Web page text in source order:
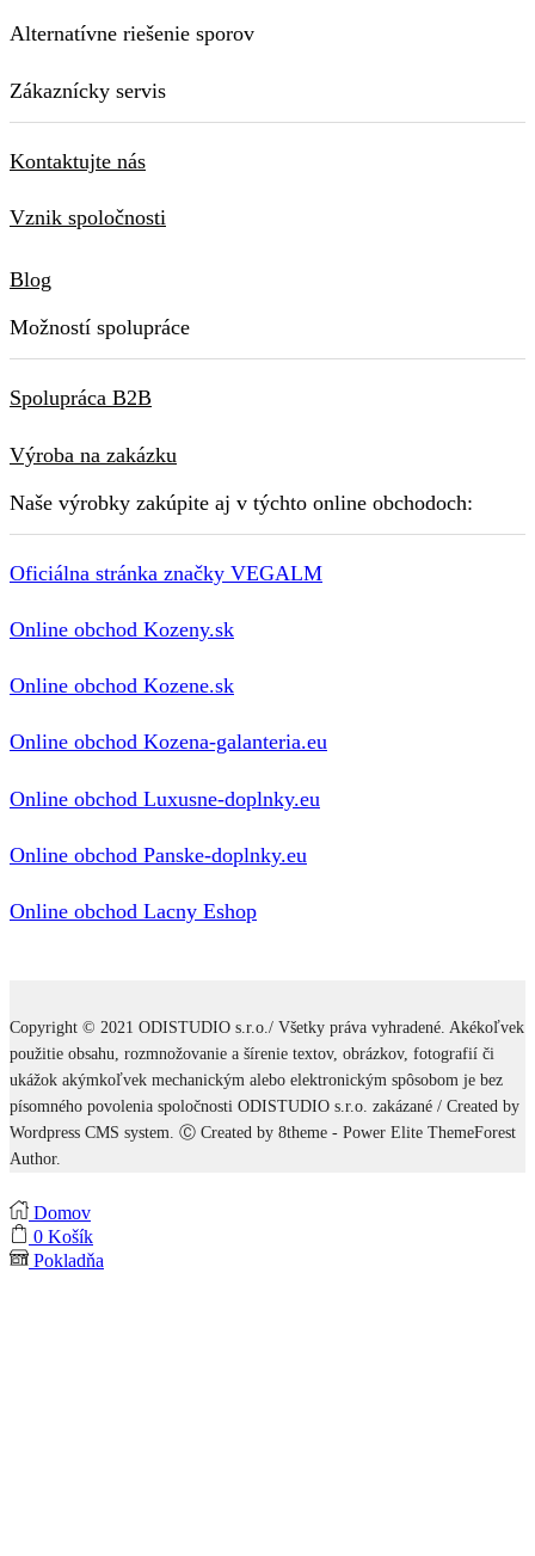
Alternatívne riešenie sporov
Zákaznícky servis
Kontaktujte nás
Vznik spoločnosti
Blog
Možností spolupráce
Spolupráca B2B
Výroba na zakázku
Naše výrobky zakúpite aj v týchto online obchodoch:
Oficiálna stránka značky VEGALM
Online obchod Kozeny.sk
Online obchod Kozene.sk
Online obchod Kozena-galanteria.eu
Online obchod Luxusne-doplnky.eu
Online obchod Panske-doplnky.eu
Online obchod Lacny Eshop
Copyright © 2021 ODISTUDIO s.r.o./ Všetky práva vyhradené. Akékoľvek
použitie obsahu, rozmnožovanie a šírenie textov, obrázkov, fotografií či
ukážok akýmkoľvek mechanickým alebo elektronickým spôsobom je bez
písomného povolenia spoločnosti ODISTUDIO s.r.o. zakázané / Created by
Wordpress CMS system. Ⓒ Created by 8theme - Power Elite ThemeForest
Author.
Domov
0 Košík
Pokladňa